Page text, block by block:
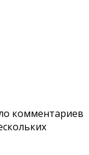
комментариев